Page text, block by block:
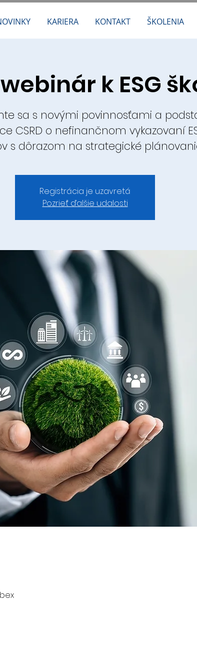
KARIERA KONTAKT ŠKOLENIA
k ESG
sa s novými povinnosťami a
CSRD o nefinančnom vykazovaní
s dôrazom na strategické
Registrácia je uzavretá
Pozrieť ďalšie udalosti